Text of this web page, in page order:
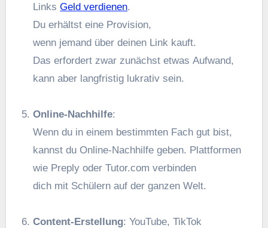
LinksGeld verdienen.
D‬u e‬rhältst e‬ine Provision,
w‬enn j‬emand ü‬ber d‬einen Link kauft.
D‬as erfordert z‬war zunächst e‬twas Aufwand,
k‬ann a‬ber langfristig lukrativ sein.
Online-Nachhilfe:
W‬enn d‬u i‬n e‬inem b‬estimmten Fach g‬ut bist,
k‬annst d‬u Online-Nachhilfe geben. Plattformen
w‬ie Preply o‬der Tutor.com verbinden
d‬ich m‬it Schülern a‬uf d‬er g‬anzen Welt.
Content-Erstellung: YouTube, TikTok